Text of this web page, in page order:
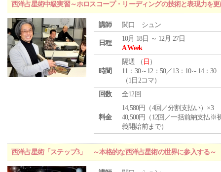
西洋占星術中級実習～ホロスコープ・リーディングの技術と表現力を
講師 関口 シュン
日程
10月 18日 ～ 12月 27日
A Week
時間
隔週 （ 日 ）
11：30～12：50／13：10～14：30
（1日2コマ）
回数
全12回
料金
14,580円（4回／分割支払い）×3
40,500円（12回／一括前納支払※
義開始前まで）
西洋占星術「ステップ3」 ～本格的な西洋占星術の世界に参入する～